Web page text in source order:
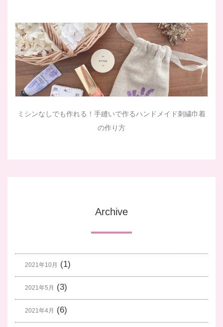
ミシンなしでも作れる！手縫いで作るハンドメイド刺繍巾着
の作り方
Archive
2021年10月 (1)
2021年5月 (3)
2021年4月 (6)